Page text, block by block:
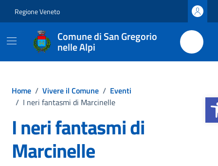
Regione Veneto
Comune di San Gregorio
nelle Alpi
Home / Vivere il Comune / Eventi
/ I neri fantasmi di Marcinelle
I neri fantasmi di
Marcinelle